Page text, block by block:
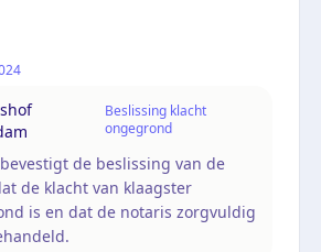
Beslissing klacht
ongegrond
de beslissing van de
de klacht van klaagster
is en dat de notaris zorgvuldig